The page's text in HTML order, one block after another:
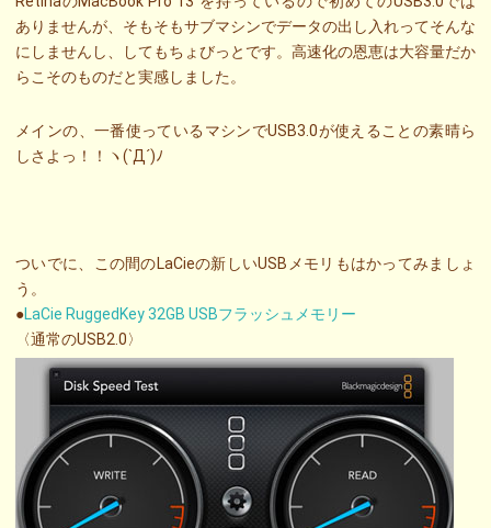
ありませんが、そもそもサブマシンでデータの出し入れってそんな
にしませんし、してもちょびっとです。高速化の恩恵は大容量だか
らこそのものだと実感しました。
メインの、一番使っているマシンでUSB3.0が使えることの素晴ら
しさよっ！！ヽ(`Д´)ﾉ
ついでに、この間のLaCieの新しいUSBメモリもはかってみましょ
う。
●LaCie RuggedKey 32GB USBフラッシュメモリー
〈通常のUSB2.0〉